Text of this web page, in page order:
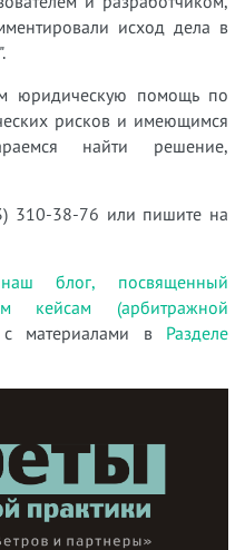
исход дела в
юридическую помощь по
рисков и имеющимся
найти решение,
310-38-76 или пишите на
наш блог, посвященный
кейсам (арбитражной
материалами в Разделе